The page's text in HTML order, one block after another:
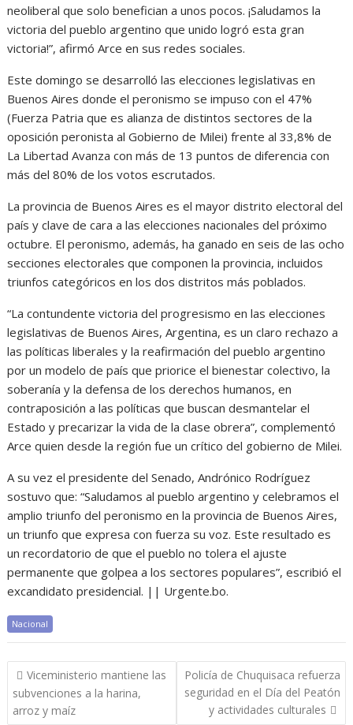
neoliberal que solo benefician a unos pocos. ¡Saludamos la
victoria del pueblo argentino que unido logró esta gran
victoria!”, afirmó Arce en sus redes sociales.
Este domingo se desarrolló las elecciones legislativas en
Buenos Aires donde el peronismo se impuso con el 47%
(Fuerza Patria que es alianza de distintos sectores de la
oposición peronista al Gobierno de Milei) frente al 33,8% de
La Libertad Avanza con más de 13 puntos de diferencia con
más del 80% de los votos escrutados.
La provincia de Buenos Aires es el mayor distrito electoral del
país y clave de cara a las elecciones nacionales del próximo
octubre. El peronismo, además, ha ganado en seis de las ocho
secciones electorales que componen la provincia, incluidos
triunfos categóricos en los dos distritos más poblados.
“La contundente victoria del progresismo en las elecciones
legislativas de Buenos Aires, Argentina, es un claro rechazo a
las políticas liberales y la reafirmación del pueblo argentino
por un modelo de país que priorice el bienestar colectivo, la
soberanía y la defensa de los derechos humanos, en
contraposición a las políticas que buscan desmantelar el
Estado y precarizar la vida de la clase obrera”, complementó
Arce quien desde la región fue un crítico del gobierno de Milei.
A su vez el presidente del Senado, Andrónico Rodríguez
sostuvo que: “Saludamos al pueblo argentino y celebramos el
amplio triunfo del peronismo en la provincia de Buenos Aires,
un triunfo que expresa con fuerza su voz. Este resultado es
un recordatorio de que el pueblo no tolera el ajuste
permanente que golpea a los sectores populares”, escribió el
excandidato presidencial. || Urgente.bo.
Nacional
Navegación
de
entradas
Viceministerio mantiene las
subvenciones a la harina,
arroz y maíz
Policía de Chuquisaca refuerza
seguridad en el Día del Peatón
y actividades culturales